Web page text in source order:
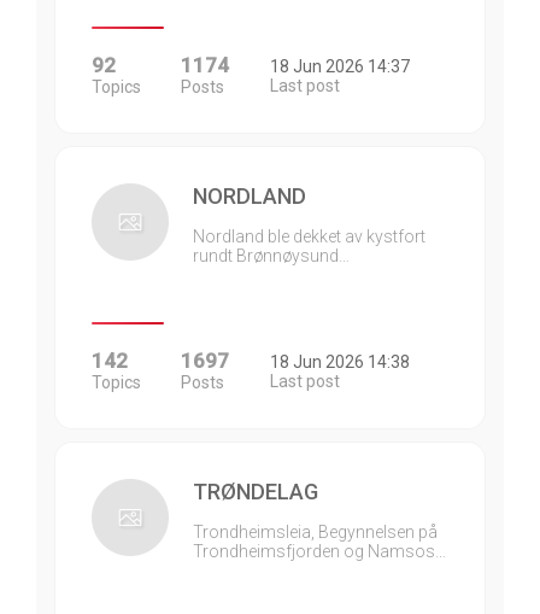
92
Topics
1174
Posts
18 Jun 2026 14:37
Last post
NORDLAND
Nordland ble dekket av kystfort
rundt Brønnøysund…
142
Topics
1697
Posts
18 Jun 2026 14:38
Last post
TRØNDELAG
Trondheimsleia, Begynnelsen på
Trondheimsfjorden og Namsos…